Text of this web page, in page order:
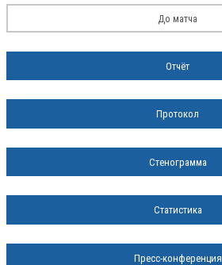
До матча
Отчёт
Протокол
Стенограмма
Статистика
Пресс-конференция